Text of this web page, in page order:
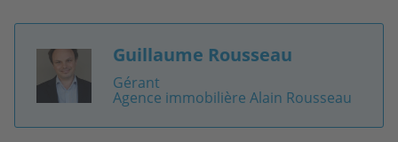
Image Guillaume Rousseau
Gérant
Agence immobilière Alain Rousseau